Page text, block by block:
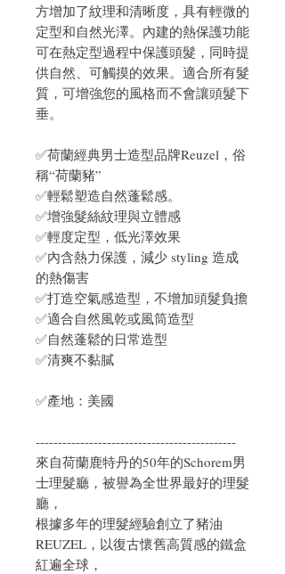
方增加了紋理和清晰度，具有輕微的
定型和自然光澤。內建的熱保護功能
可在熱定型過程中保護頭髮，同時提
供自然、可觸摸的效果。適合所有髮
質，可增強您的風格而不會讓頭髮下
垂。
✅荷蘭經典男士造型品牌Reuzel，俗
稱“荷蘭豬”
✅輕鬆塑造自然蓬鬆感。
✅增強髮絲紋理與立體感
✅輕度定型，低光澤效果
✅內含熱力保護，減少 styling 造成
的熱傷害
✅打造空氣感造型，不增加頭髮負擔
✅適合自然風乾或風筒造型
✅自然蓬鬆的日常造型
✅清爽不黏膩
✅產地：美國
---------------------------------------------
來自荷蘭鹿特丹的50年的Schorem男
士理髮廳，被譽為全世界最好的理髮
廳 ，
根據多年的理髮經驗創立了豬油
REUZEL，以復古懷舊高質感的鐵盒
紅遍全球 ，